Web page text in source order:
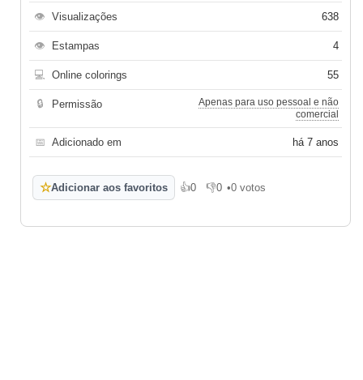
👁 Visualizações 638
👁 Estampas 4
💻 Online colorings 55
🔒 Permissão
Apenas para uso pessoal e não
comercial
📅 Adicionado em há 7 anos
☆Adicionar aos favoritos 👍0
Gosto 👎0
Não gosto
•0 votos